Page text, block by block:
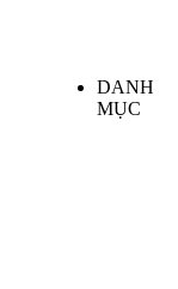
DANH
MỤC